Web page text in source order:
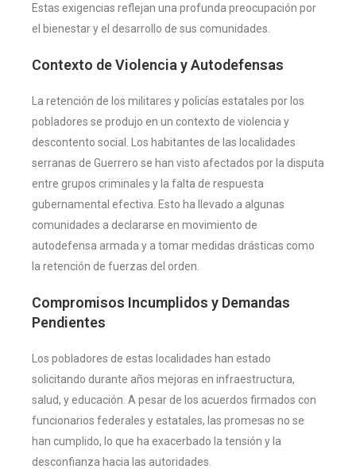
Estas exigencias reflejan una profunda preocupación por
el bienestar y el desarrollo de sus comunidades​
Contexto de Violencia y Autodefensas
La retención de los militares y policías estatales por los
pobladores se produjo en un contexto de violencia y
descontento social. Los habitantes de las localidades
serranas de Guerrero se han visto afectados por la disputa
entre grupos criminales y la falta de respuesta
gubernamental efectiva. Esto ha llevado a algunas
comunidades a declararse en movimiento de
autodefensa armada y a tomar medidas drásticas como
la retención de fuerzas del orden​
Compromisos Incumplidos y Demandas
Pendientes
Los pobladores de estas localidades han estado
solicitando durante años mejoras en infraestructura,
salud, y educación. A pesar de los acuerdos firmados con
funcionarios federales y estatales, las promesas no se
han cumplido, lo que ha exacerbado la tensión y la
desconfianza hacia las autoridades​